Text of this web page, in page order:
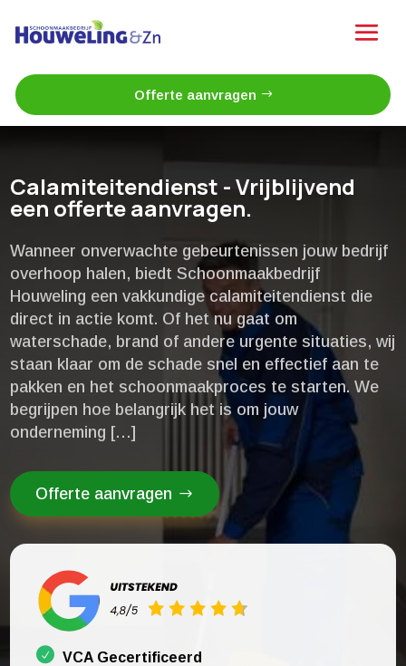
Offerte aanvragen
Calamiteitendienst - Vrijblijvend
een offerte aanvragen.
Wanneer onverwachte gebeurtenissen jouw bedrijf
overhoop halen, biedt Schoonmaakbedrijf
Houweling een vakkundige calamiteitendienst die
direct in actie komt.​ Of het nu gaat om
waterschade, brand of andere urgente situaties, wij
staan klaar om de schade snel en effectief aan te
pakken en het schoonmaakproces te starten.​ We
begrijpen hoe belangrijk het is om jouw
onderneming […]
Offerte aanvragen
VCA Gecertificeerd